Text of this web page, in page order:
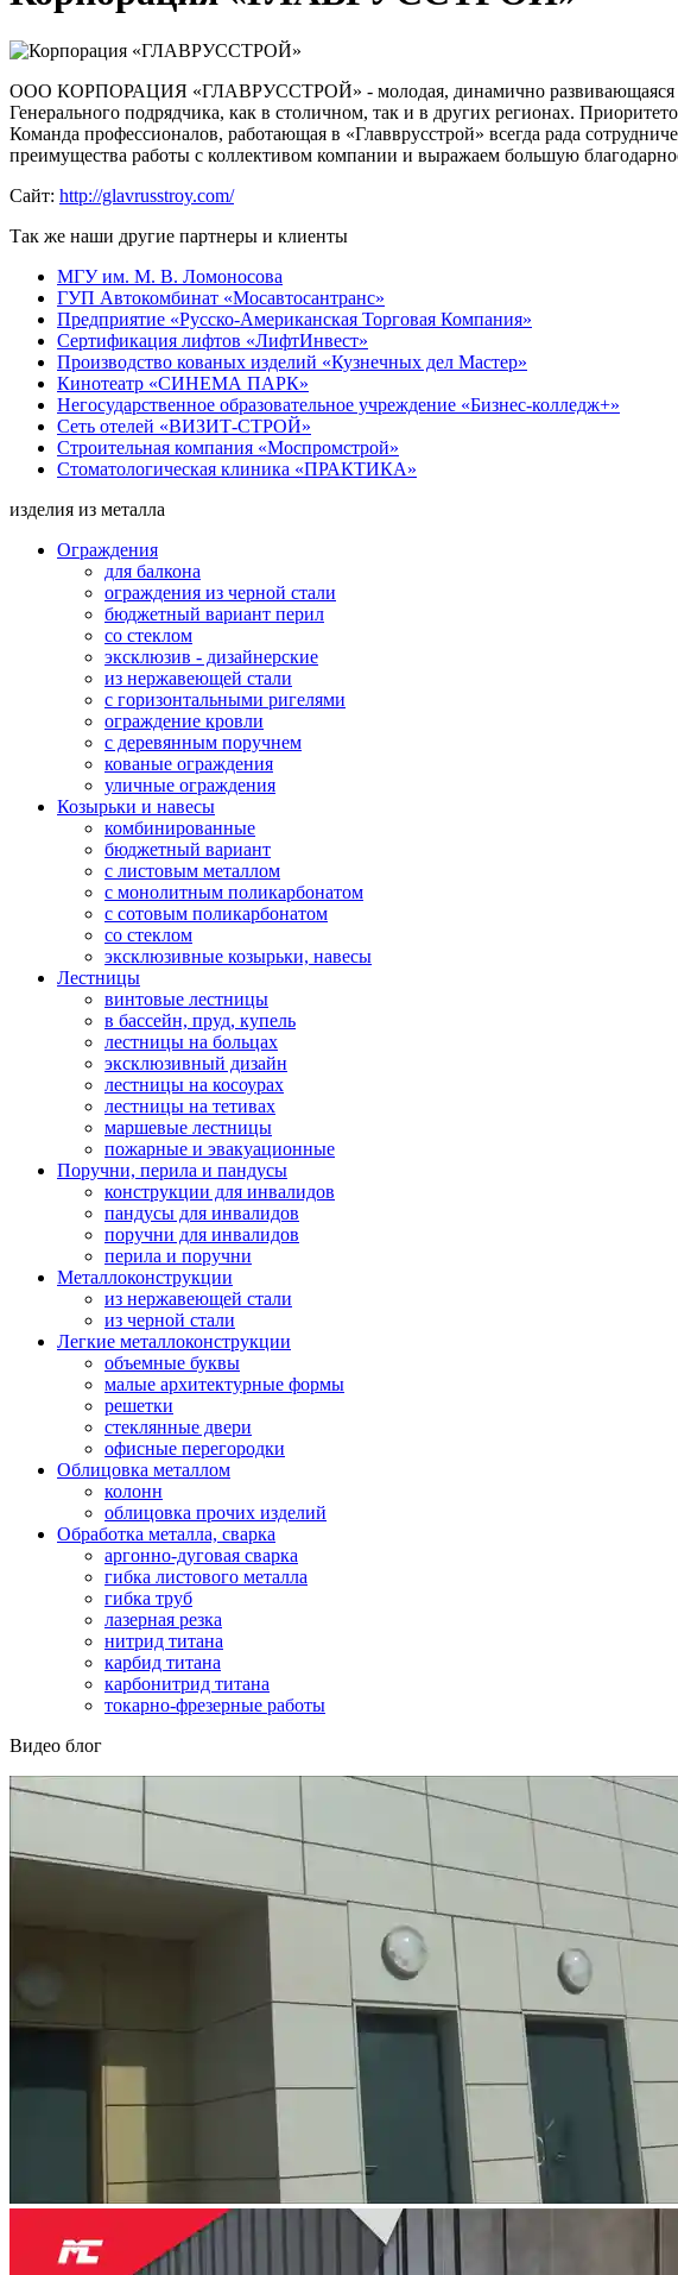
ООО КОРПОРАЦИЯ «ГЛАВРУССТРОЙ» - молодая, динамично развивающаяся
Генерального подрядчика, как в столичном, так и в других регионах.
Команда профессионалов, работающая в «Главврусстрой» всегда рада
преимущества работы с коллективом компании и выражаем большую
Сайт: http://glavrusstroy.com/
Так же наши другие партнеры и клиенты
МГУ им. М. В. Ломоносова
ГУП Автокомбинат «Мосавтосантранс»
Предприятие «Русско-Американская Торговая Компания»
Сертификация лифтов «ЛифтИнвест»
Производство кованых изделий «Кузнечных дел Мастер»
Кинотеатр «СИНЕМА ПАРК»
Негосударственное образовательное учреждение «Бизнес-колледж+»
Сеть отелей «ВИЗИТ-СТРОЙ»
Строительная компания «Моспромстрой»
Стоматологическая клиника «ПРАКТИКА»
изделия из металла
Ограждения
для балкона
ограждения из черной стали
бюджетный вариант перил
со стеклом
эксклюзив - дизайнерские
из нержавеющей стали
с горизонтальными ригелями
ограждение кровли
с деревянным поручнем
кованые ограждения
уличные ограждения
Козырьки и навесы
комбинированные
бюджетный вариант
с листовым металлом
с монолитным поликарбонатом
с сотовым поликарбонатом
со стеклом
эксклюзивные козырьки, навесы
Лестницы
винтовые лестницы
в бассейн, пруд, купель
лестницы на больцах
эксклюзивный дизайн
лестницы на косоурах
лестницы на тетивах
маршевые лестницы
пожарные и эвакуационные
Поручни, перила и пандусы
конструкции для инвалидов
пандусы для инвалидов
поручни для инвалидов
перила и поручни
Металлоконструкции
из нержавеющей стали
из черной стали
Легкие металлоконструкции
объемные буквы
малые архитектурные формы
решетки
стеклянные двери
офисные перегородки
Облицовка металлом
колонн
облицовка прочих изделий
Обработка металла, сварка
аргонно-дуговая сварка
гибка листового металла
гибка труб
лазерная резка
нитрид титана
карбид титана
карбонитрид титана
токарно-фрезерные работы
Видео блог